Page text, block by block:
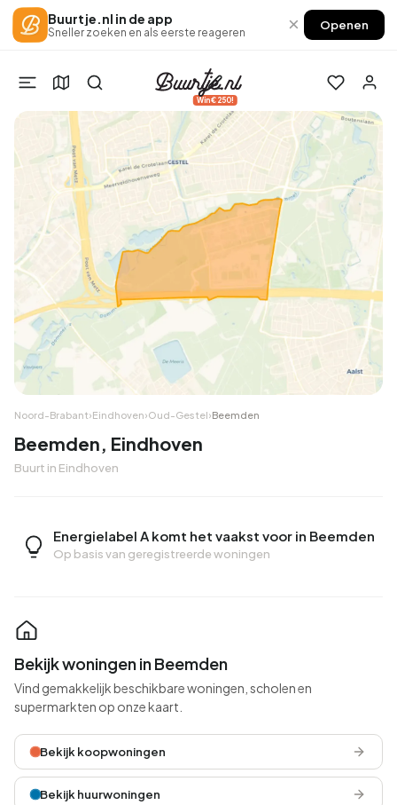
Buurtje.nl in de app
Sneller zoeken en als eerste reageren × Openen
Win €250!
Noord-Brabant›Eindhoven›Oud-Gestel›Beemden
Beemden, Eindhoven
Buurt in Eindhoven
Energielabel A komt het vaakst voor in Beemden
Op basis van geregistreerde woningen
Bekijk woningen in Beemden
Vind gemakkelijk beschikbare woningen, scholen en
supermarkten op onze kaart.
Bekijk koopwoningen
Bekijk huurwoningen